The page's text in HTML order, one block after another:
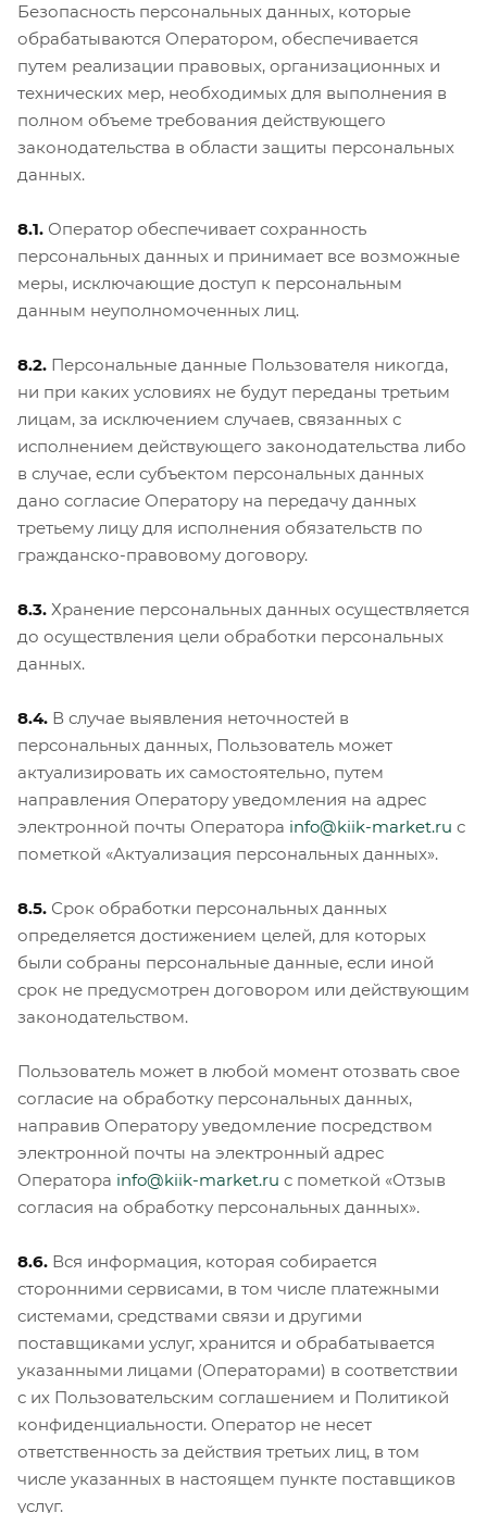
Безопасность персональных данных, которые
обрабатываются Оператором, обеспечивается
путем реализации правовых, организационных и
технических мер, необходимых для выполнения в
полном объеме требования действующего
законодательства в области защиты персональных
данных.
8.1. Оператор обеспечивает сохранность
персональных данных и принимает все возможные
меры, исключающие доступ к персональным
данным неуполномоченных лиц.
8.2. Персональные данные Пользователя никогда,
ни при каких условиях не будут переданы третьим
лицам, за исключением случаев, связанных с
исполнением действующего законодательства либо
в случае, если субъектом персональных данных
дано согласие Оператору на передачу данных
третьему лицу для исполнения обязательств по
гражданско-правовому договору.
8.3. Хранение персональных данных осуществляется
до осуществления цели обработки персональных
данных.
8.4. В случае выявления неточностей в
персональных данных, Пользователь может
актуализировать их самостоятельно, путем
направления Оператору уведомления на адрес
электронной почты Оператора info@kiik-market.ru с
пометкой «Актуализация персональных данных».
8.5. Срок обработки персональных данных
определяется достижением целей, для которых
были собраны персональные данные, если иной
срок не предусмотрен договором или действующим
законодательством.
Пользователь может в любой момент отозвать свое
согласие на обработку персональных данных,
направив Оператору уведомление посредством
электронной почты на электронный адрес
Оператора info@kiik-market.ru с пометкой «Отзыв
согласия на обработку персональных данных».
8.6. Вся информация, которая собирается
сторонними сервисами, в том числе платежными
системами, средствами связи и другими
поставщиками услуг, хранится и обрабатывается
указанными лицами (Операторами) в соответствии
с их Пользовательским соглашением и Политикой
конфиденциальности. Оператор не несет
ответственность за действия третьих лиц, в том
числе указанных в настоящем пункте поставщиков
услуг.